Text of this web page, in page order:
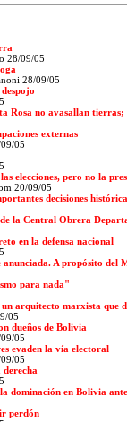
28/09/05
28/09/05
Rosa no avasallan
externas
05
elecciones, pero no la
20/09/05
decisiones
la Central Obrera
en la defensa nacional
anunciada. A propósito del
para nada"
arquitecto marxista que
05
dueños de Bolivia
05
evaden la vía electoral
05
dominación en Bolivia
perdón